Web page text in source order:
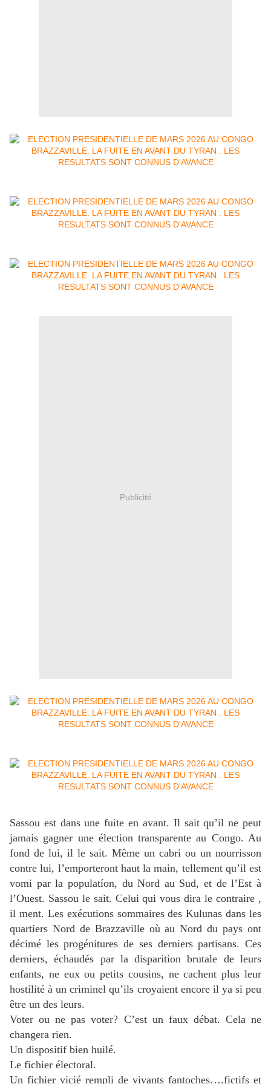
Publicité
Sassou est dans une fuite en avant. Il sait qu’il ne peut
jamais gagner une élection transparente au Congo. Au
fond de lui, il le sait. Même un cabri ou un nourrisson
contre lui, l’emporteront haut la main, tellement qu’il est
vomi par la populatíon, du Nord au Sud, et de l’Est à
l’Ouest. Sassou le sait. Celui qui vous dira le contraire ,
il ment. Les exécutions sommaires des Kulunas dans les
quartiers Nord de Brazzaville où au Nord du pays ont
décimé les progénitures de ses derniers partisans. Ces
derniers, échaudés par la disparition brutale de leurs
enfants, ne eux ou petits cousins, ne cachent plus leur
hostilité à un criminel qu’ils croyaient encore il ya si peu
être un des leurs.
Voter ou ne pas voter? C’est un faux débat. Cela ne
changera rien.
Un dispositif bien huilé.
Le fichier électoral.
Un fichier vicié rempli de vivants fantoches….fictifs et